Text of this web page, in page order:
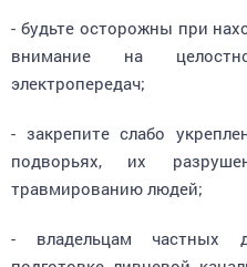
внимание на
электропередач;
подворьях, их
травмированию людей;
подготовке ливневой